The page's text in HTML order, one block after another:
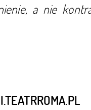
a nie